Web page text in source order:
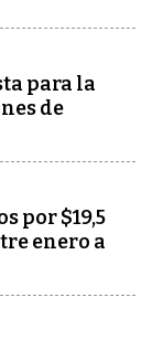
para la
de
por $19,5
enero a